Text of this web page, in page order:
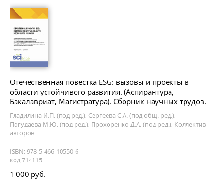
Отечественная повестка ESG: вызовы и проекты в
области устойчивого развития. (Аспирантура,
Бакалавриат, Магистратура). Сборник научных трудов.
Гладилина И.П. (под ред.), Сергеева С.А. (под общ. ред.),
Погудаева М.Ю. (под ред.), Прохоренко Д.А. (под ред.), Коллектив
авторов
ISBN: 978-5-466-10550-6
код 714115
1 000 руб.